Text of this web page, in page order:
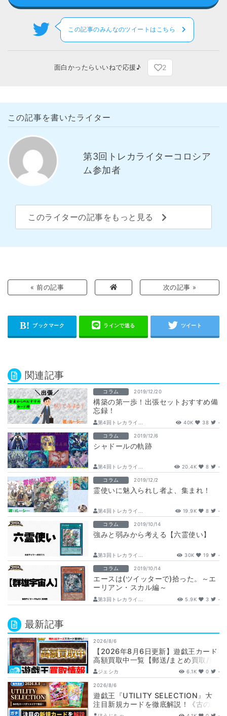
この記事のみんなのツイートはこちら
面白かったらいいねで応援♪ 2
この記事を書いたライター
第3回トレカライターコロシア
ム参加者
このライターの記事をもっと見る
« 前の記事 次の記事 »
関連記事
コラム 2019/12/20
構築の第一歩！出張セットおすすめ備
忘録！
第4回トレカライ... 40K 38 -
コラム 2019/12/6
シャドールの軌跡
第4回トレカライ... 20.4K 8 -
コラム 2019/12/2
霊使いに魅入られし者よ、集まれ！
第4回トレカライ... 19.9K 8 -
コラム 2019/10/14
強みと弱みから考える【六霊使い】
第3回トレカライ... 30K 19 -
コラム 2019/10/14
エースは(ツイッターで)拾った。～エ
ーリアン・スカル編～
第3回トレカライ... 5.9K 3 -
最新記事
2026/8/6
【2026年8月6日更新】遊戯王カード
高額買取中一覧【郵送/まとめ買取/買
取表/相場/レリーフ】
ジェシカ 6.1K 0 -
2026/8/6
遊戯王『UTILITY SELECTION』大
注目新規カードを徹底解説！《古の秘
儀/聖なる心のバリア －マイン…